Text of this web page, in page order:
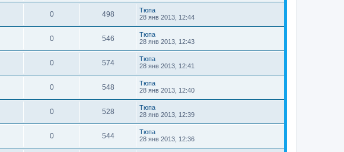
0 498
Тюпа
28 янв 2013, 12:44
0 546
Тюпа
28 янв 2013, 12:43
0 574
Тюпа
28 янв 2013, 12:41
0 548
Тюпа
28 янв 2013, 12:40
0 528
Тюпа
28 янв 2013, 12:39
0 544
Тюпа
28 янв 2013, 12:36